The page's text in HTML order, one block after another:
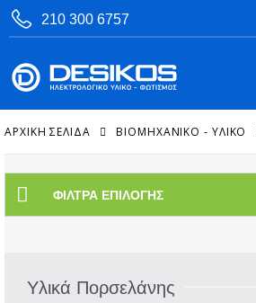
210 300 6757
ΑΡΧΙΚΉ ΣΕΛΊΔΑ ΒΙΟΜΗΧΑΝΙΚΟ - ΥΛΙΚΟ
ΦΊΛΤΡΑ ΕΠΙΛΟΓΉΣ
Υλικά Πορσελάνης